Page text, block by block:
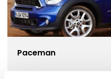
Paceman